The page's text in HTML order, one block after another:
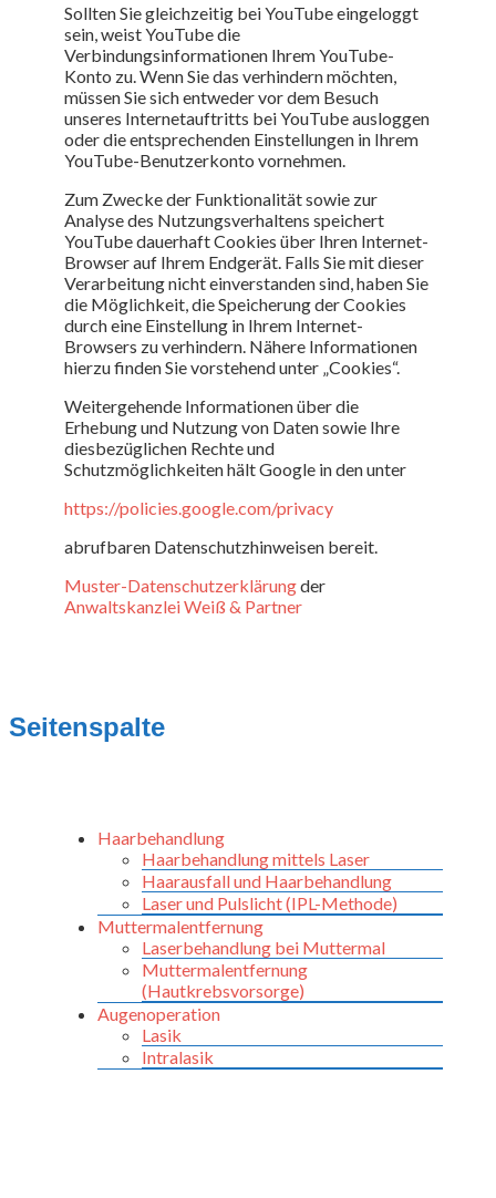
Sollten Sie gleichzeitig bei YouTube eingeloggt
sein, weist YouTube die
Verbindungsinformationen Ihrem YouTube-
Konto zu. Wenn Sie das verhindern möchten,
müssen Sie sich entweder vor dem Besuch
unseres Internetauftritts bei YouTube ausloggen
oder die entsprechenden Einstellungen in Ihrem
YouTube-Benutzerkonto vornehmen.
Zum Zwecke der Funktionalität sowie zur
Analyse des Nutzungsverhaltens speichert
YouTube dauerhaft Cookies über Ihren Internet-
Browser auf Ihrem Endgerät. Falls Sie mit dieser
Verarbeitung nicht einverstanden sind, haben Sie
die Möglichkeit, die Speicherung der Cookies
durch eine Einstellung in Ihrem Internet-
Browsers zu verhindern. Nähere Informationen
hierzu finden Sie vorstehend unter „Cookies“.
Weitergehende Informationen über die
Erhebung und Nutzung von Daten sowie Ihre
diesbezüglichen Rechte und
Schutzmöglichkeiten hält Google in den unter
https://policies.google.com/privacy
abrufbaren Datenschutzhinweisen bereit.
Muster-Datenschutzerklärungder
Anwaltskanzlei Weiß & Partner
Seitenspalte
Haarbehandlung
Haarbehandlung mittels Laser
Haarausfall und Haarbehandlung
Laser und Pulslicht (IPL-Methode)
Muttermalentfernung
Laserbehandlung bei Muttermal
Muttermalentfernung
(Hautkrebsvorsorge)
Augenoperation
Lasik
Intralasik